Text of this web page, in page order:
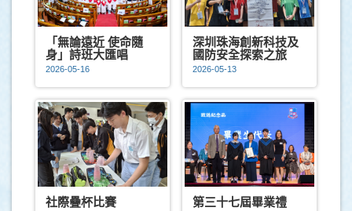
「無論遠近 使命隨
身」詩班大匯唱
2026-05-16
深圳珠海創新科技及
國防安全探索之旅
2026-05-13
社際疊杯比賽 第三十七屆畢業禮